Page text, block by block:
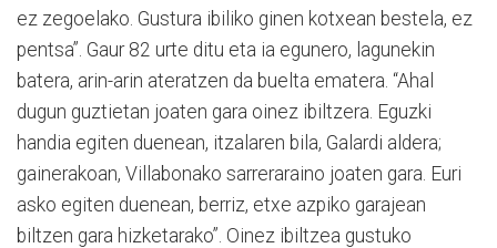
ez zegoelako. Gustura ibiliko ginen kotxean bestela, ez
pentsa”. Gaur 82 urte ditu eta ia egunero, lagunekin
batera, arin-arin ateratzen da buelta ematera. “Ahal
dugun guztietan joaten gara oinez ibiltzera. Eguzki
handia egiten duenean, itzalaren bila, Galardi aldera;
gainerakoan, Villabonako sarreraraino joaten gara. Euri
asko egiten duenean, berriz, etxe azpiko garajean
biltzen gara hizketarako”. Oinez ibiltzea gustuko